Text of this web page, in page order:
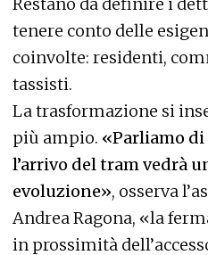
tenere conto delle
coinvolte: residenti,
tassisti.
La trasformazione si
più ampio. «Parliamo
l’arrivo del tram vedrà
evoluzione», osserva
Andrea Ragona, «la
in prossimità